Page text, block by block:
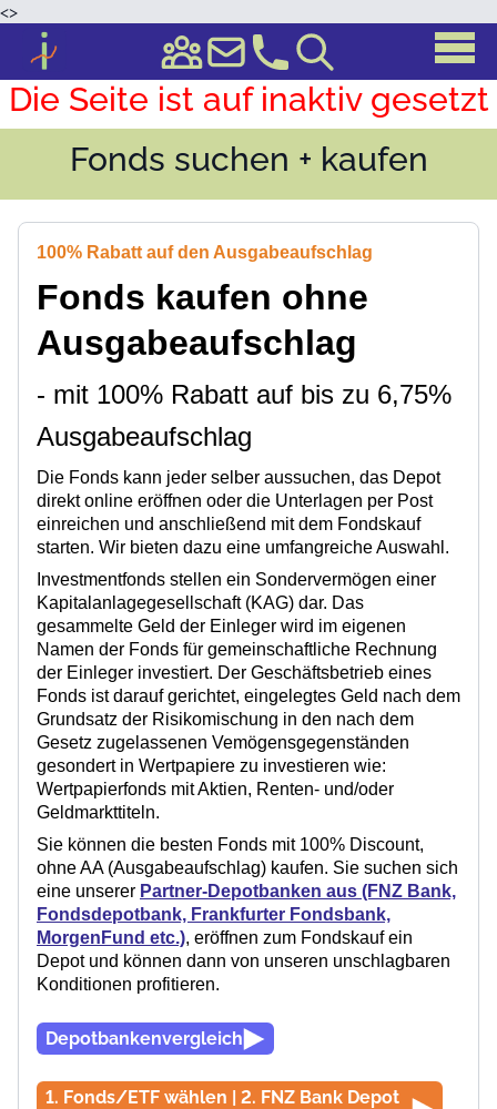
<>
Die Seite ist auf inaktiv gesetzt
Fonds suchen + kaufen
100% Rabatt auf den Ausgabeaufschlag
Fonds kaufen ohne
Ausgabeaufschlag
- mit 100% Rabatt auf bis zu 6,75%
Ausgabeaufschlag
Die Fonds kann jeder selber aussuchen, das Depot
direkt online eröffnen oder die Unterlagen per Post
einreichen und anschließend mit dem Fondskauf
starten. Wir bieten dazu eine umfangreiche Auswahl.
Investmentfonds stellen ein Sondervermögen einer
Kapitalanlagegesellschaft (KAG) dar. Das
gesammelte Geld der Einleger wird im eigenen
Namen der Fonds für gemeinschaftliche Rechnung
der Einleger investiert. Der Geschäftsbetrieb eines
Fonds ist darauf gerichtet, eingelegtes Geld nach dem
Grundsatz der Risikomischung in den nach dem
Gesetz zugelassenen Vemögensgegenständen
gesondert in Wertpapiere zu investieren wie:
Wertpapierfonds mit Aktien, Renten- und/oder
Geldmarkttiteln.
Sie können die besten Fonds mit 100% Discount,
ohne AA (Ausgabeaufschlag) kaufen. Sie suchen sich
eine unserer Partner-Depotbanken aus (FNZ Bank,
Fondsdepotbank, Frankfurter Fondsbank,
MorgenFund etc.), eröffnen zum Fondskauf ein
Depot und können dann von unseren unschlagbaren
Konditionen profitieren.
Depotbankenvergleich
1. Fonds/ETF wählen | 2. FNZ Bank Depot